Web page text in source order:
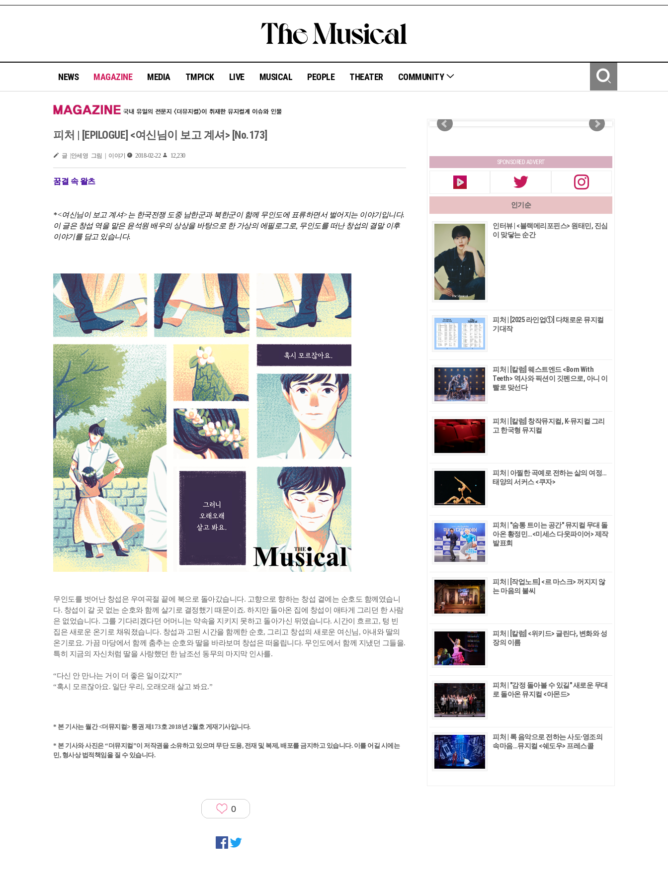
NEWS MAGAZINE MEDIA TMPICK LIVE MUSICAL PEOPLE THEATER COMMUNITY
피처 | [EPILOGUE] <여신님이 보고 계셔> [No.173]
글 |안세영 그림 | 이야기 2018-02-22 12,230
꿈결 속 왈츠
*<여신님이 보고 계셔>는 한국전쟁 도중 남한군과 북한군이 함께 무인도에 표류하면서 벌어지는 이야기입니다.
이 글은 창섭 역을 맡은 윤석원 배우의 상상을 바탕으로 한 가상의 에필로그로, 무인도를 떠난 창섭의 결말 이후
이야기를 담고 있습니다.
무인도를 벗어난 창섭은 우여곡절 끝에 북으로 돌아갔습니다. 고향으로 향하는 창섭 곁에는 순호도 함께였습니
다. 창섭이 갈 곳 없는 순호와 함께 살기로 결정했기 때문이죠. 하지만 돌아온 집에 창섭이 애타게 그리던 한 사람
은 없었습니다. 그를 기다리겠다던 어머니는 약속을 지키지 못하고 돌아가신 뒤였습니다. 시간이 흐르고, 텅 빈
집은 새로운 온기로 채워졌습니다. 창섭과 고된 시간을 함께한 순호, 그리고 창섭의 새로운 여신님, 아내와 딸의
온기로요. 가끔 마당에서 함께 춤추는 순호와 딸을 바라보며 창섭은 떠올립니다. 무인도에서 함께 지냈던 그들을.
특히 지금의 자신처럼 딸을 사랑했던 한 남조선 동무의 마지막 인사를.
“다신 안 만나는 거이 더 좋은 일이갔지?”
“혹시 모르잖아요. 일단 우리, 오래오래 살고 봐요.”
* 본 기사는 월간 <더뮤지컬> 통권 제173호 2018년 2월호 게재기사입니다.
* 본 기사와 사진은 “더뮤지컬”이 저작권을 소유하고 있으며 무단 도용, 전재 및 복제, 배포를 금지하고 있습니다. 이를 어길 시에는
민, 형사상 법적책임을 질 수 있습니다.
0
SPONSORED ADVERT
인기순
인터뷰 | <블랙메리포핀스> 원태민, 진심
이 맞닿는 순간
피처 | [2025 라인업①] 다채로운 뮤지컬
기대작
피처 | [칼럼] 웨스트엔드 <Born With
Teeth> 역사와 픽션이 깃펜으로, 아니 이
빨로 맞선다
피처 | [칼럼] 창작뮤지컬, K-뮤지컬 그리
고 한국형 뮤지컬
피처 | 아찔한 곡예로 전하는 삶의 여정…
태양의 서커스 <쿠자>
피처 | "숨통 트이는 공간" 뮤지컬 무대 돌
아온 황정민…<미세스 다웃파이어> 제작
발표회
피처 | [작업노트] <르 마스크> 꺼지지 않
는 마음의 불씨
피처 | [칼럼] <위키드> 글린다, 변화와 성
장의 이름
피처 | "감정 돌아볼 수 있길" 새로운 무대
로 돌아온 뮤지컬 <아몬드>
피처 | 록 음악으로 전하는 사도∙영조의
속마음…뮤지컬 <쉐도우> 프레스콜